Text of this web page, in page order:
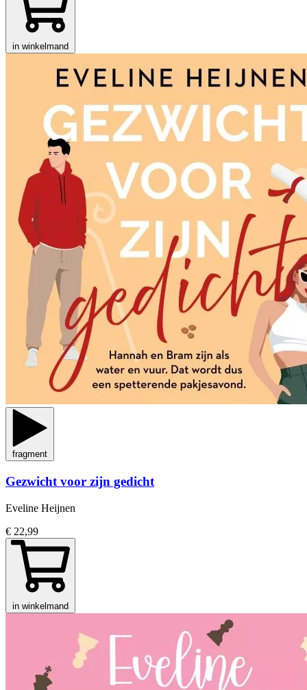
in winkelmand
fragment
Gezwicht voor zijn gedicht
Eveline Heijnen
€ 22,99
in winkelmand